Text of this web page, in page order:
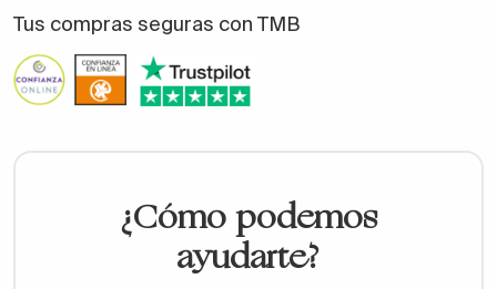
Tus compras seguras con TMB
¿Cómo podemos
ayudarte?